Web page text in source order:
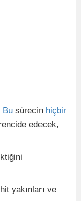
Bu sürecin hiçbir
edecek,
yakınları ve